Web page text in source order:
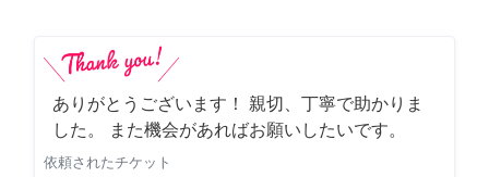
ありがとうございます！ 親切、丁寧で助かりま
した。 また機会があればお願いしたいです。
依頼されたチケット